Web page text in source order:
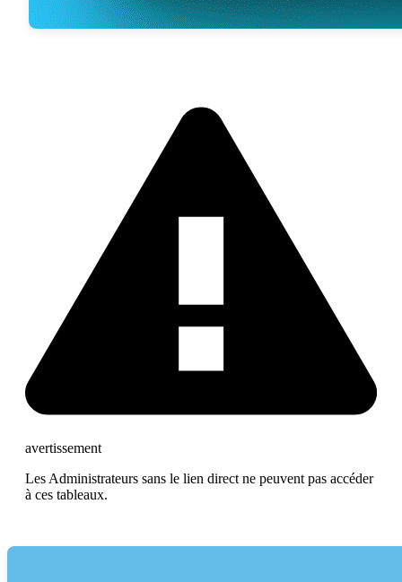
avertissement
Les Administrateurs sans le lien direct ne peuvent pas accéder
à ces tableaux.